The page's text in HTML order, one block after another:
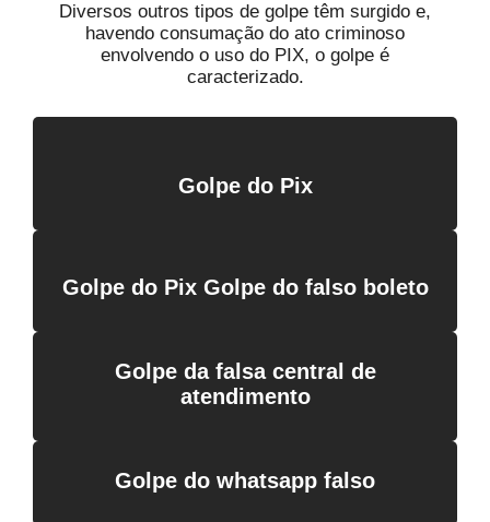
Diversos outros tipos de golpe têm surgido e,
havendo consumação do ato criminoso
envolvendo o uso do PIX, o golpe é
caracterizado.
Golpe do Pix
Golpe do Pix Golpe do falso boleto
Golpe da falsa central de
atendimento
Golpe do whatsapp falso